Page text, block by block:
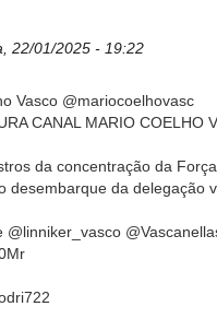
22/01/2025 - 19:22
Vasco @mariocoelhovasc
CANAL MARIO COELHO
da concentração da
desembarque da delegação
@linniker_vasco